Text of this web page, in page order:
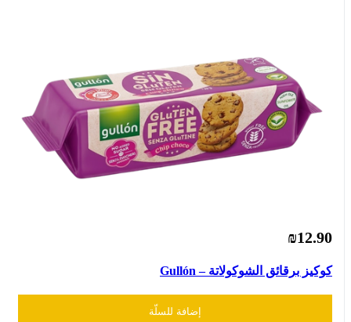
₪12.90
كوكيز برقائق الشوكولاتة – Gullón
إضافة للسلّة